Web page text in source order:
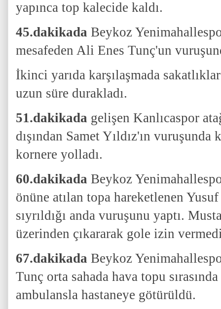
yapınca top kalecide kaldı.
45.dakikada Beykoz
mesafeden Ali Enes Tunç'un
İkinci yarıda karşılaşmada
uzun süre durakladı.
51.dakikada gelişen Kanlıcaspor
dışından Samet Yıldız'ın
kornere yolladı.
60.dakikada Beykoz
önüne atılan topa hareketlenen
sıyrıldığı anda vuruşunu yaptı.
üzerinden çıkararak gole izin
67.dakikada Beykoz
Tunç orta sahada hava topu
ambulansla hastaneye götürüldü.